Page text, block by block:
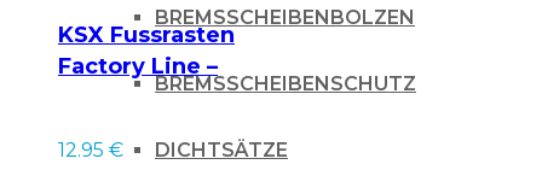
BREMSSCHEIBENBOLZEN
BREMSSCHEIBENSCHUTZ
DICHTSÄTZE
KSX Fussrasten
Factory Line –
Stahlkranz
12.95 €